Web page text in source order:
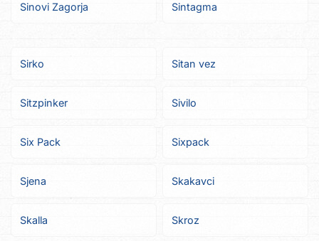
Sinovi Zagorja Sintagma
Sirko Sitan vez
Sitzpinker Sivilo
Six Pack Sixpack
Sjena Skakavci
Skalla Skroz